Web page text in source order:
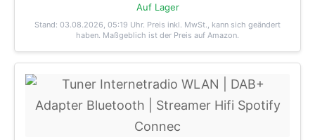
Auf Lager
Stand: 03.08.2026, 05:19 Uhr. Preis inkl. MwSt., kann sich geändert
haben. Maßgeblich ist der Preis auf Amazon.